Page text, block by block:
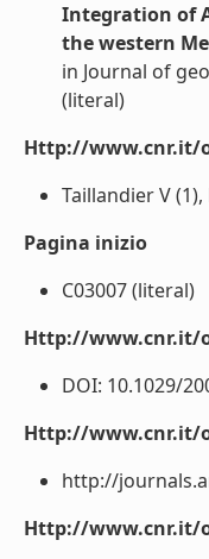
Integration of
the western
in Journal of
(literal)
Http://www.cnr.it/
Taillandier V
Pagina inizio
C03007 (literal)
Http://www.cnr.it/
DOI: 10.1029/
Http://www.cnr.it/
http://
Http://www.cnr.it/